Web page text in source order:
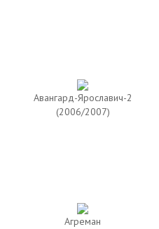
Авангард-Ярославич-2
(2006/2007)
Агреман